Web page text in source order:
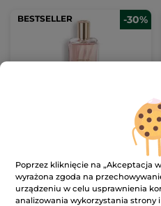
BESTSELLER -30%
Comme une Evidence
(3368)
2090.00 zł / 1l
209.00 zł 299.00 zł
Poprzez kliknięcie na „Akceptacja
wyrażona zgoda na
urządzeniu w celu usprawnienia
analizowania wykorzystania strony